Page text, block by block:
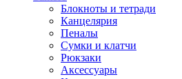
Блокноты и тетради
Канцелярия
Пеналы
Сумки и клатчи
Рюкзаки
Аксессуары